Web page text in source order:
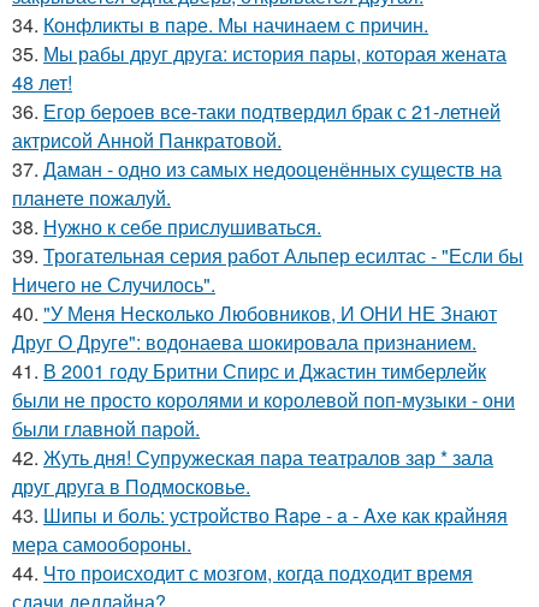
34. Конфликты в паре. Мы начинаем с причин.
35. Мы рабы друг друга: история пары, которая жената
48 лет!
36. Егор бероев все-таки подтвердил брак с 21-летней
актрисой Анной Панкратовой.
37. Даман - одно из самых недооценённых существ на
планете пожалуй.
38. Нужно к себе прислушиваться.
39. Трогательная серия работ Альпер есилтас - "Если бы
Ничего не Случилось".
40. "У Меня Несколько Любовников, И ОНИ НЕ Знают
Друг О Друге": водонаева шокировала признанием.
41. В 2001 году Бритни Спирс и Джастин тимберлейк
были не просто королями и королевой поп-музыки - они
были главной парой.
42. Жуть дня! Супружеская пара театралов зар * зала
друг друга в Подмосковье.
43. Шипы и боль: устройство Rape - a - Axe как крайняя
мера самообороны.
44. Что происходит с мозгом, когда подходит время